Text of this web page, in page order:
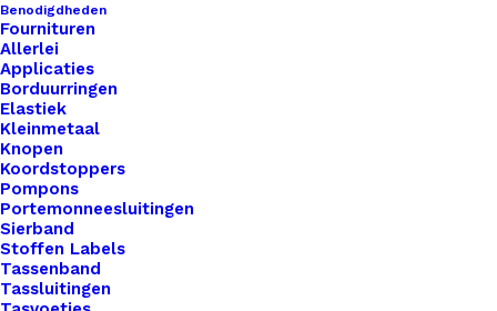
Benodigdheden
Fournituren
Allerlei
Applicaties
Borduurringen
Elastiek
Kleinmetaal
Knopen
Koordstoppers
Pompons
Portemonneesluitingen
Sierband
Stoffen Labels
Tassenband
Tassluitingen